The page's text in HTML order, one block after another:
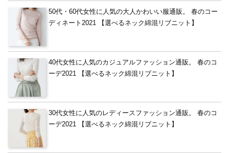
50代・60代女性に人気の大人かわいい服通販。 春のコー
ディネート2021 【選べるネック綿混リブニット】
40代女性に人気のカジュアルファッション通販。 春のコ
ーデ2021 【選べるネック綿混リブニット】
30代女性に人気のレディースファッション通販。 春のコ
ーデ2021 【選べるネック綿混リブニット】